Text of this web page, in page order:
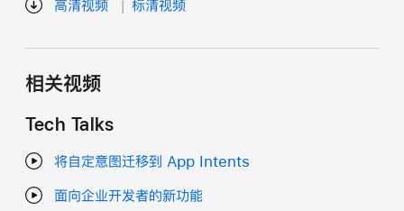
高清视频 标清视频
相关视频
Tech Talks
将自定意图迁移到 App Intents
面向企业开发者的新功能